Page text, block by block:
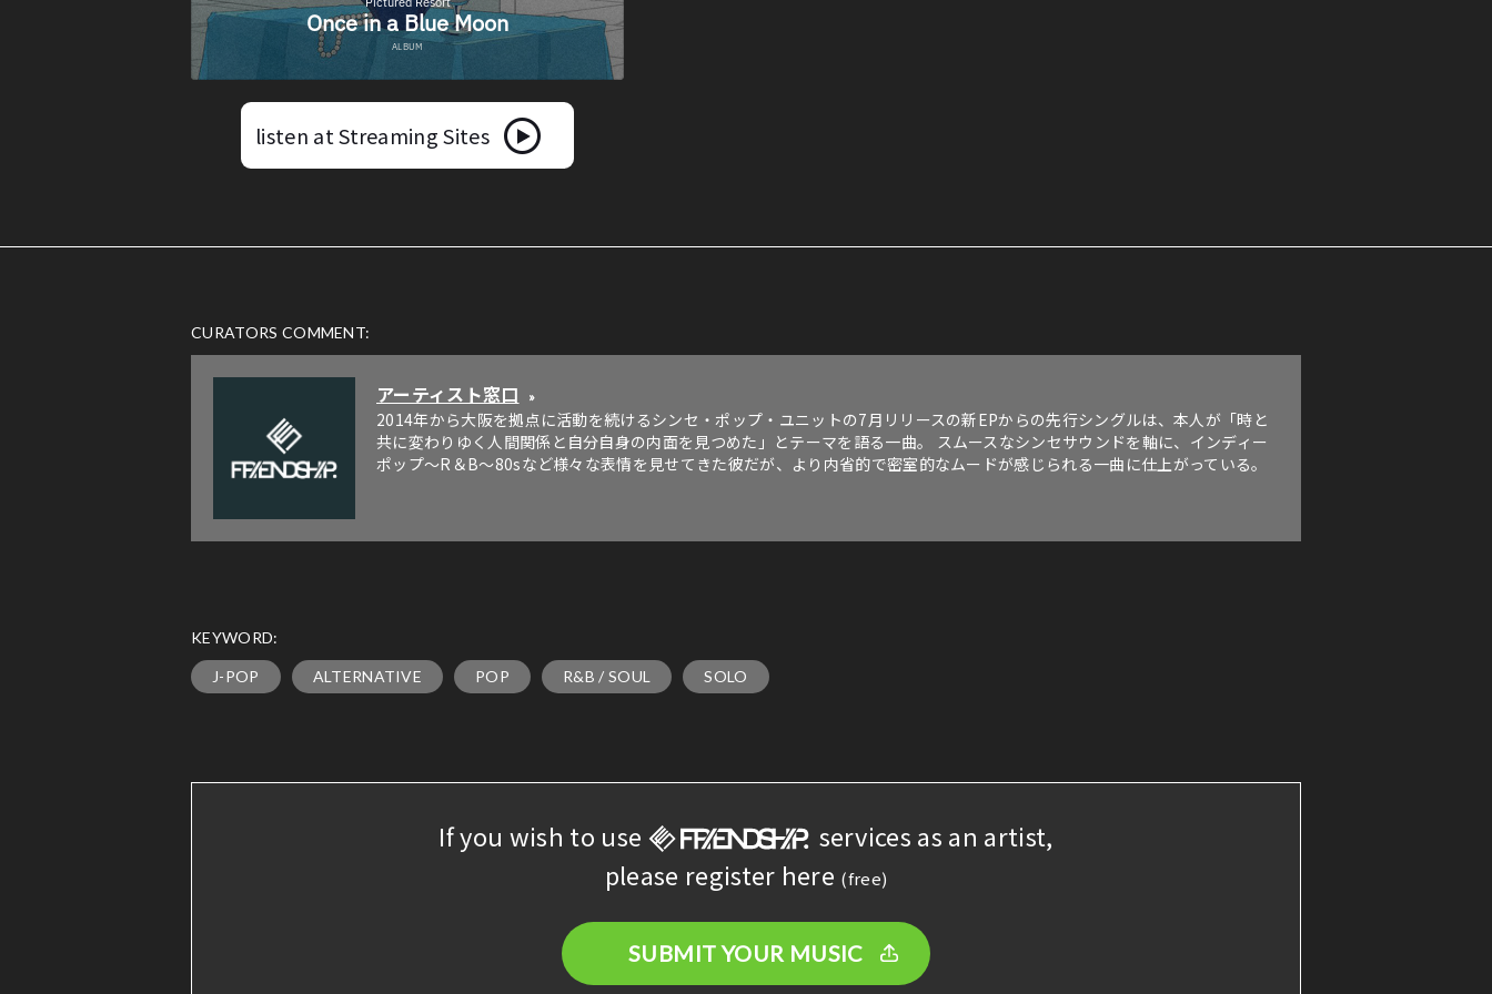
listen at Streaming Sites
CURATORS COMMENT:
アーティスト窓口 »
2014年から大阪を拠点に活動を続けるシンセ・ポップ・ユニットの7月リリースの新EPからの先行シングルは、本人が「時と
共に変わりゆく人間関係と自分自身の内面を見つめた」とテーマを語る一曲。 スムースなシンセサウンドを軸に、インディー
ポップ〜R＆B〜80sなど様々な表情を見せてきた彼だが、より内省的で密室的なムードが感じられる一曲に仕上がっている。
KEYWORD:
J-POP ALTERNATIVE POP R&B / SOUL SOLO
If you wish to use
services as an artist,
please register here (free)
SUBMIT YOUR MUSIC